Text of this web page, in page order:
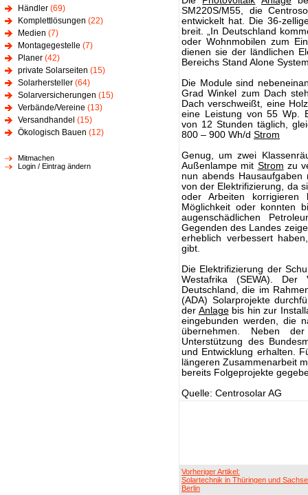
Händler (69)
Komplettlösungen (22)
Medien (7)
Montagegestelle (7)
Planer (42)
private Solarseiten (15)
Solarhersteller (64)
Solarversicherungen (15)
Verbände/Vereine (13)
Versandhandel (15)
Ökologisch Bauen (12)
Mitmachen
Login / Eintrag ändern
SM220S/M55, die
entwickelt hat. Die 36-
breit. „In Deutschland
oder Wohnmobilen zum
dienen sie der ländlichen
Bereichs Stand Alone
Die Module sind
Grad Winkel zum Dach
Dach verschweißt, eine
eine Leistung von 55 Wp.
von 12 Stunden täglich,
800 – 900 Wh/d Strom
Genug, um zwei
Außenlampe mit Strom zu
nun abends
von der Elektrifizierung, da
oder Arbeiten
Möglichkeit oder konnten
augenschädlichen
Gegenden des Landes
erheblich verbessert
gibt.
Die Elektrifizierung der
Westafrika (SEWA). Der
Deutschland, die im
(ADA) Solarprojekte
der Anlagebis hin zur
eingebunden werden, die
übernehmen. Neben
Unterstützung des
und Entwicklung erhalten.
längeren Zusammenarbeit
bereits Folgeprojekte
Quelle: Centrosolar AG
Vorheriger Artikel:
Solartechnik in Thüringen und
Berlin